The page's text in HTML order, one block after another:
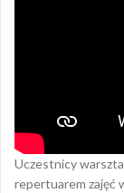
Uczestnicy
repertuarem zajęć